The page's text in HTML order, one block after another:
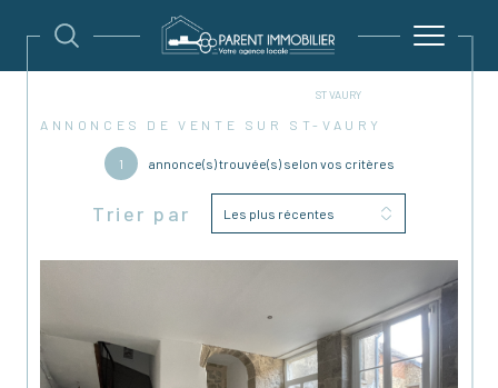
ST VAURY
ANNONCES DE VENTE SUR ST-VAURY
1 annonce(s) trouvée(s) selon vos critères
Trier par Les plus récentes